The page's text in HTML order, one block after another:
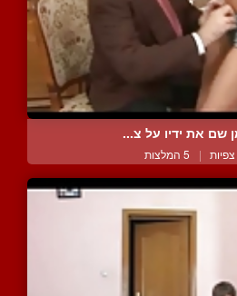
שם את ידיו על צ...
| 5 המלצות